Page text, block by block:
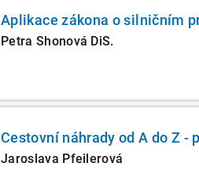
Aplikace zákona o silničním
Petra Shonová DiS.
Cestovní náhrady od A do Z
Jaroslava Pfeilerová